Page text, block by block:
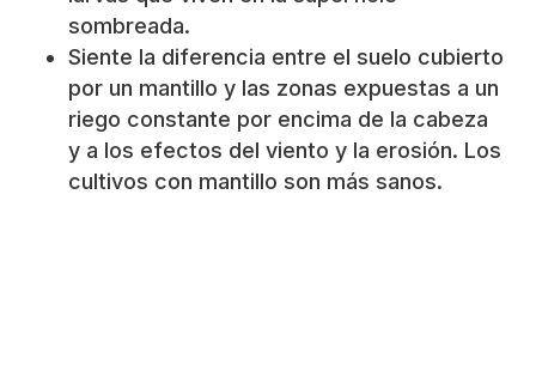
sombreada.
Siente la diferencia entre el suelo cubierto
por un mantillo y las zonas expuestas a un
riego constante por encima de la cabeza
y a los efectos del viento y la erosión. Los
cultivos con mantillo son más sanos.